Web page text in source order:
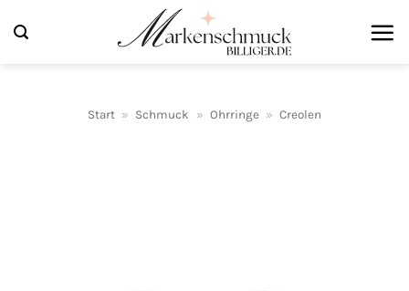
Inhalt
Start » Schmuck » Ohrringe » Creolen